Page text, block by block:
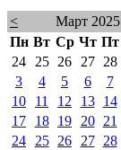
<
Март 2025
Пн Вт Ср Чт Пт
24
25 26 27 28
3
4 5 6 7
10
11 12 13 14
17
18 19 20 21
24
25 26 27 28